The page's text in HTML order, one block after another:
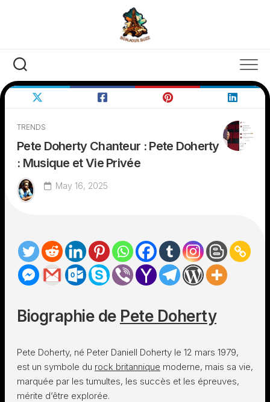
TRENDS
Pete Doherty Chanteur : Pete Doherty
: Musique et Vie Privée
May 16, 2025
Biographie de Pete Doherty
Pete Doherty, né Peter Daniell Doherty le 12 mars 1979,
est un symbole du rock britannique moderne, mais sa vie,
marquée par les tumultes, les succès et les épreuves,
mérite d’être explorée.